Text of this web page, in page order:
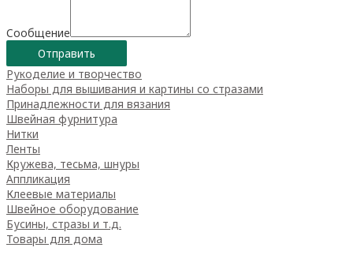
Сообщение
Отправить
Рукоделие и творчество
Наборы для вышивания и картины со стразами
Принадлежности для вязания
Швейная фурнитура
Нитки
Ленты
Кружева, тесьма, шнуры
Аппликация
Клеевые материалы
Швейное оборудование
Бусины, стразы и т.д.
Товары для дома